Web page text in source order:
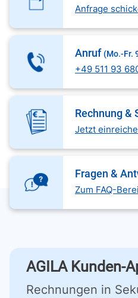
Anfrage
Anruf (Mo.-Fr.
+49 511 93
Rechnung &
Jetzt
Fragen &
Zum FAQ-
AGILA Kunden-
Rechnungen in